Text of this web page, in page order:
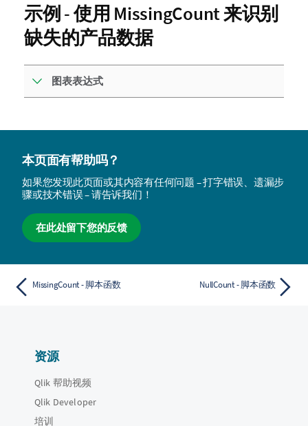
示例 - 使用 MissingCount 来识别
缺失的产品数据
图表表达式
本页面有帮助吗？
如果您发现此页面或其内容有任何问题 – 打字错误、遗漏步
骤或技术错误 – 请告诉我们！
在此处留下您的反馈
MissingCount - 脚本函数 NullCount - 脚本函数
资源
Qlik 帮助视频
Qlik Developer
培训